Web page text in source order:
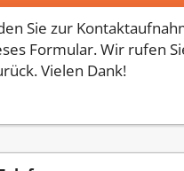
Sie zur
Formular. Wir rufen
Vielen Dank!